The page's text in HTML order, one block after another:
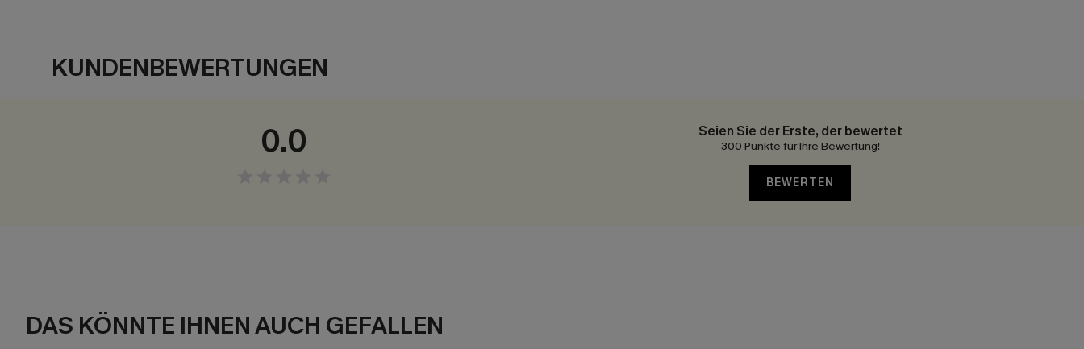
KUNDENBEWERTUNGEN
0.0 Seien Sie der Erste, der bewertet
300 Punkte für Ihre Bewertung!
BEWERTEN
DAS KÖNNTE IHNEN AUCH GEFALLEN